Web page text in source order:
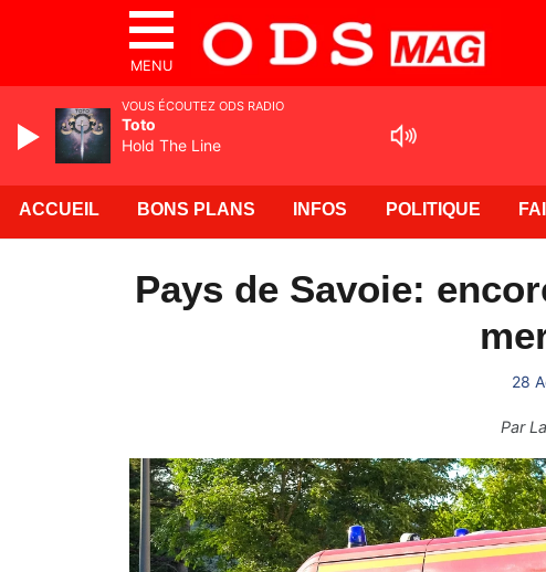
MENU
ACCUEIL BONS PLANS INFOS POLITIQUE
Pays de Savoie:
28
Par
VOUS ÉCOUTEZ ODS RADIO
Toto
Hold The Line